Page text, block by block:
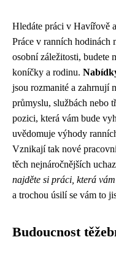
Hledáte práci v Havířově
Práce v ranních hodinách
osobní záležitosti, budete
koníčky a rodinu.
jsou rozmanité a zahrnují
průmyslu, službách nebo
pozici, která vám bude
uvědomuje výhody
Vznikají tak nové
těch nejnáročnějších
najděte si práci, která
a trochou úsilí se vám to
Budoucnost